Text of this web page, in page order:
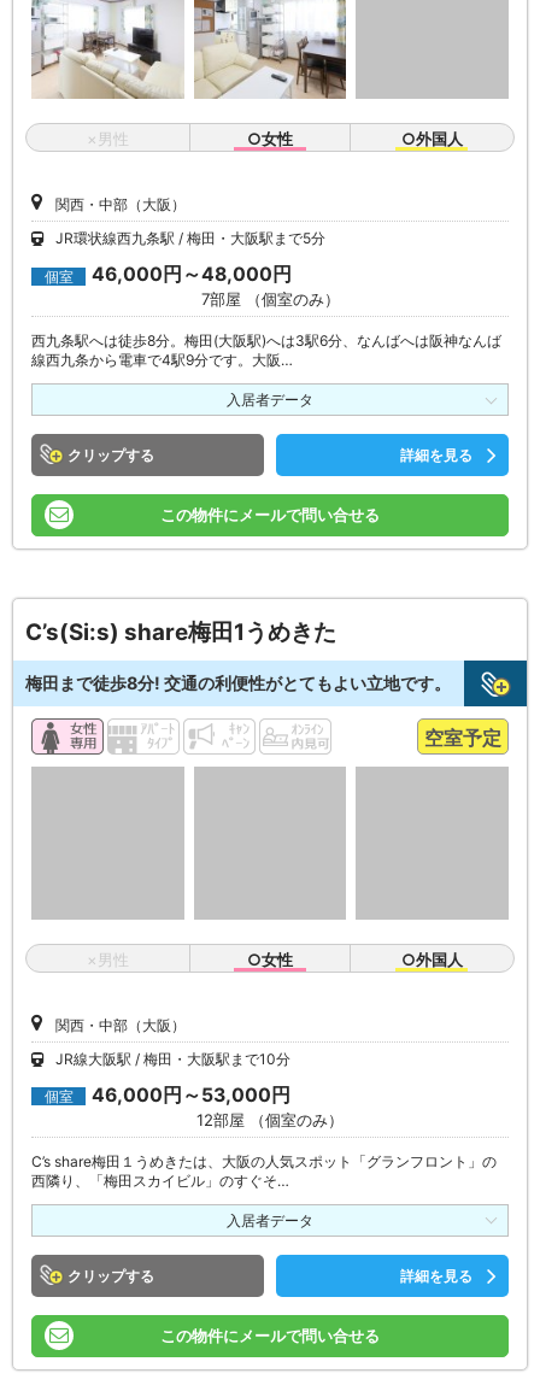
×男性 ○女性 ○外国人
関西・中部（大阪）
JR環状線西九条駅
梅田・大阪駅まで5分
個室 46,000円～48,000円
7部屋 （個室のみ）
西九条駅へは徒歩8分。梅田(大阪駅)へは3駅6分、なんばへは阪神なんば
線西九条から電車で4駅9分です。大阪…
入居者データ
クリップ 詳細を見る
この物件にメールで問い合せる
C’s(Si:s) share梅田1うめきた
梅田まで徒歩8分! 交通の利便性がとてもよい立地です。
空室予定
×男性 ○女性 ○外国人
関西・中部（大阪）
JR線大阪駅
梅田・大阪駅まで10分
個室 46,000円～53,000円
12部屋 （個室のみ）
C’s share梅田１うめきたは、大阪の人気スポット「グランフロント」の
西隣り、「梅田スカイビル」のすぐそ…
入居者データ
クリップ 詳細を見る
この物件にメールで問い合せる